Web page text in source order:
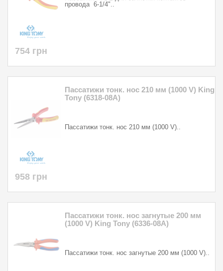
провода 6-1/4"..
754 грн
Пассатижи тонк. нос 210 мм (1000 V) King
Tony (6318-08A)
Пассатижи тонк. нос 210 мм (1000 V)..
958 грн
Пассатижи тонк. нос загнутые 200 мм
(1000 V) King Tony (6336-08A)
Пассатижи тонк. нос загнутые 200 мм (1000 V)..